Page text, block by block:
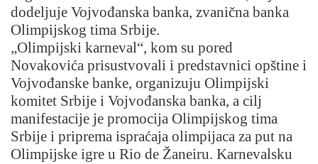
dodeljuje Vojvođanska banka, zvanična banka
Olimpijskog tima Srbije.
„Olimpijski karneval“, kom su pored
Novakovića prisustvovali i predstavnici opštine i
Vojvođanske banke, organizuju Olimpijski
komitet Srbije i Vojvođanska banka, a cilj
manifestacije je promocija Olimpijskog tima
Srbije i priprema ispraćaja olimpijaca za put na
Olimpijske igre u Rio de Žaneiru. Karnevalsku